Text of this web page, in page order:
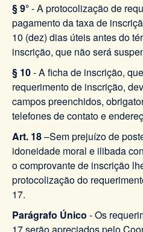
§ 9°- A protocolização de
pagamento da taxa de
10 (dez) dias úteis antes do
inscrição, que não será
§ 10- A ficha de inscrição,
requerimento de inscrição,
campos preenchidos,
telefones de contato e
Art. 18–Sem prejuízo de
idoneidade moral e ilibada
o comprovante de inscrição
protocolização do
17.
Parágrafo Único - Os
17 serão apreciados pelo